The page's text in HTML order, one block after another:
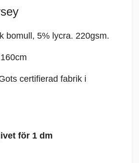
bomull, 5% lycra. 220gsm.
certifierad fabrik i
för 1 dm